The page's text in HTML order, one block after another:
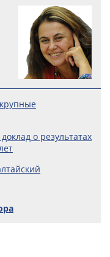
о результатах